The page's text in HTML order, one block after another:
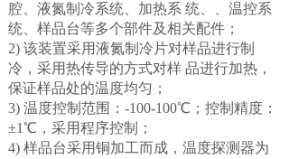
腔、液氮制冷系统、加热系 统、、温控系
统、样品台等多个部件及相关配件；
2) 该装置采用液氮制冷片对样品进行制
冷，采用热传导的方式对样 品进行加热，
保证样品处的温度均匀；
3) 温度控制范围：-100-100℃；控制精度：
±1℃，采用程序控制；
4) 样品台采用铜加工而成，温度探测器为